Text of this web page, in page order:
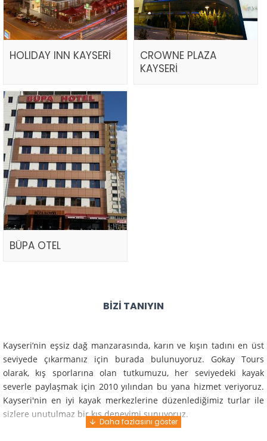
HOLIDAY INN KAYSERİ
CROWNE PLAZA
KAYSERİ
BÜPA OTEL
BIZI TANIYIN
Kayseri’nin eşsiz dağ manzarasında, karın ve kışın tadını en üst
seviyede çıkarmanız için burada bulunuyoruz. Gokay Tours
olarak, kış sporlarına olan tutkumuzu, her seviyedeki kayak
severle paylaşmak için 2010 yılından bu yana hizmet veriyoruz.
Kayseri'nin en iyi kayak merkezlerine düzenlediğimiz turlar ile
sizlere unutulmaz bir kış deneyimi sunuyoruz.